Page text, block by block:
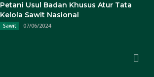
Petani Usul Badan Khusus Atur Tata
Kelola Sawit Nasional
Sawit 07/06/2024